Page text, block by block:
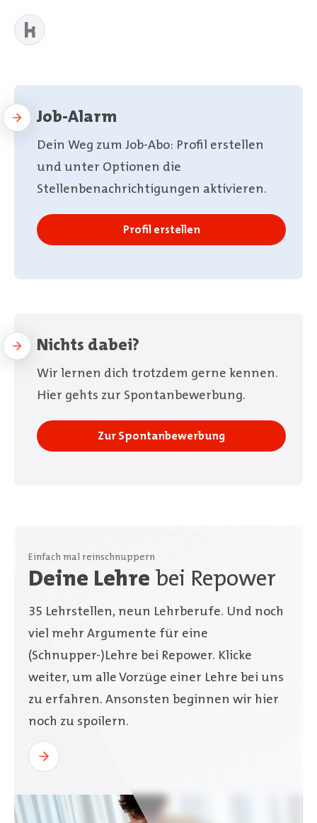
Job-Alarm
Dein Weg zum Job-Abo: Profil erstellen
und unter Optionen die
Stellenbenachrichtigungen aktivieren.
Profil erstellen
Nichts dabei?
Wir lernen dich trotzdem gerne kennen.
Hier gehts zur Spontanbewerbung.
Zur Spontanbewerbung
Einfach mal reinschnuppern
Deine Lehre bei Repower
35 Lehrstellen, neun Lehrberufe. Und noch
viel mehr Argumente für eine
(Schnupper-)Lehre bei Repower. Klicke
weiter, um alle Vorzüge einer Lehre bei uns
zu erfahren. Ansonsten beginnen wir hier
noch zu spoilern.